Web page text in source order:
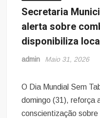
Secretaria
alerta sobre
disponibiliza
admin Maio 31, 2026
O Dia Mundial Sem
domingo (31), reforça
conscientização